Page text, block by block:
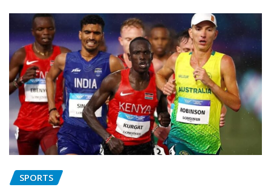
SPORTS